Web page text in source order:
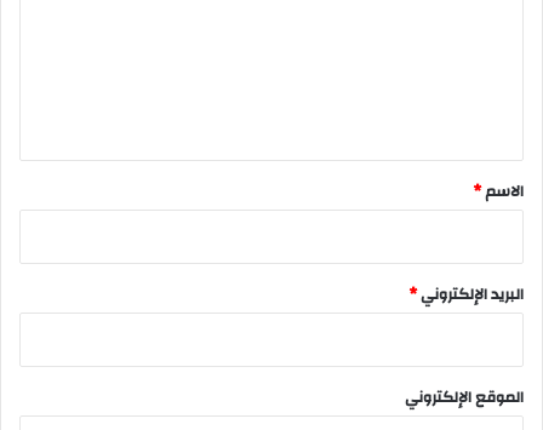
*
الاسم*
البريد الإلكتروني*
الموقع الإلكتروني